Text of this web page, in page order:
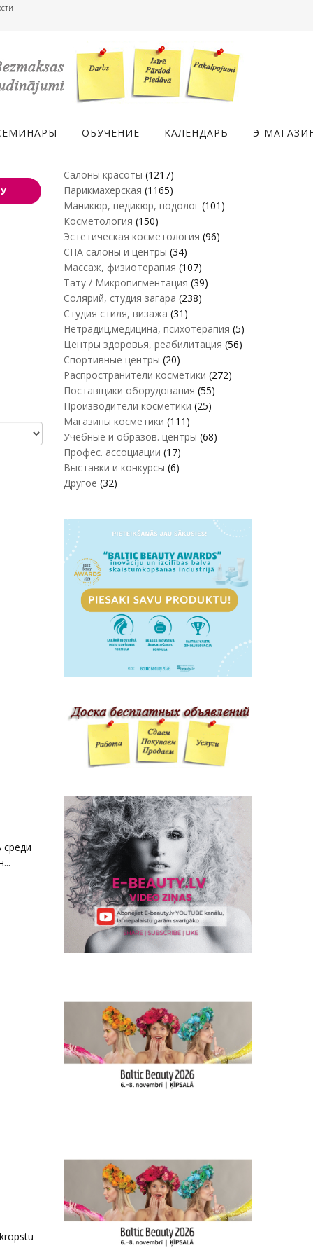
ОБУЧЕНИЕ КАЛЕНДАРЬ Э-
среди
Салоны красоты (1217)
Парикмахерская (1165)
Маникюр, педикюр, подолог (101)
Косметология (150)
Эстетическая косметология (96)
СПА салоны и центры (34)
Массаж, физиотерапия (107)
Тату / Микропигментация (39)
Солярий, студия загара (238)
Студия стиля, визажа (31)
Нетрадиц.медицина, психотерапия (5)
Центры здоровья, реабилитация (56)
Спортивные центры (20)
Распространители косметики (272)
Поставщики оборудования (55)
Производители косметики (25)
Магазины косметики (111)
Учебные и образов. центры (68)
Профес. ассоциации (17)
Выставки и конкурсы (6)
Другое (32)